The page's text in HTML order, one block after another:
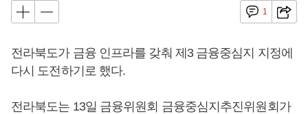
1
전라북도가 금융 인프라를 갖춰 제3 금융중심지 지정에
다시 도전하기로 했다.
전라북도는 13일 금융위원회 금융중심지추진위원회가